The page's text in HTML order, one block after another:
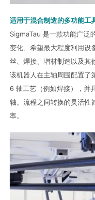
适用于混合制造的多功能工
SigmaTau 是一款功能广泛
变化、希望最大程度利用设
丝、焊接、增材制造以及其
该机器人在主轴周围配置了
6 轴工艺（例如焊接），并
轴。流程之间转换的灵活性
率。